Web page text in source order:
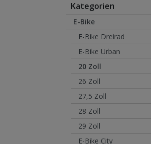
Kategorien
E-Bike
E-Bike Dreirad
E-Bike Urban
20 Zoll
26 Zoll
27,5 Zoll
28 Zoll
29 Zoll
E-Bike City